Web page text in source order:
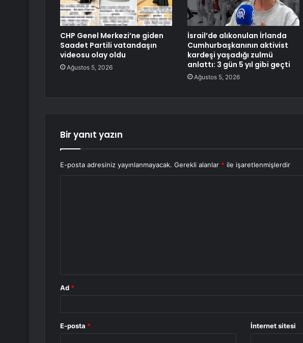
CHP Genel Merkezi’ne giden
Saadet Partili vatandaşın
videosu olay oldu
Ağustos 5, 2026
İsrail’de alıkonulan İrlanda
Cumhurbaşkanının aktivist
kardeşi yaşadığı zulmü
anlattı: 3 gün 5 yıl gibi geçti
Ağustos 5, 2026
Bir yanıt yazın
E-posta adresiniz yayınlanmayacak. Gerekli alanlar * ile işaretlenmişlerdir
Ad *
E-posta * İnternet sitesi